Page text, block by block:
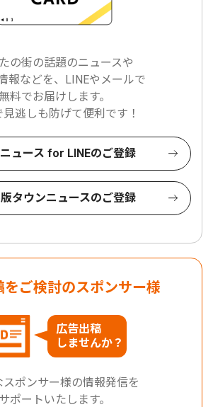
の街の話題のニュースや
報などを、LINEやメールで
料でお届けします。
逃しも防げて便利です！
ュース for LINEのご登録
タウンニュースのご登録
をご検討のスポンサー様
広告出稿
しませんか？
スポンサー様の情報発信を
サポートいたします。